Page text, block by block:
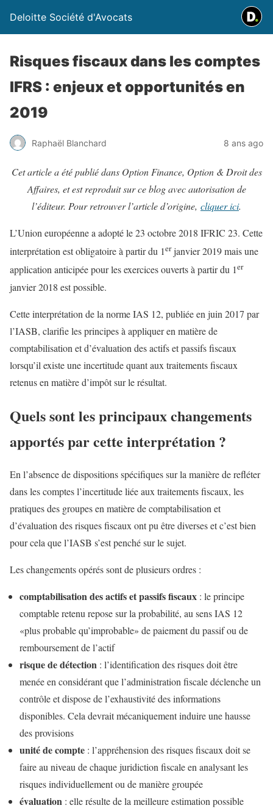
Deloitte Société d'Avocats
Risques fiscaux dans les comptes
IFRS : enjeux et opportunités en
2019
Raphaël Blanchard 8 ans ago
Cet article a été publié dans Option Finance, Option & Droit des
Affaires, et est reproduit sur ce blog avec autorisation de
l’éditeur. Pour retrouver l’article d’origine, cliquer ici.
L’Union européenne a adopté le 23 octobre 2018 IFRIC 23. Cette
interprétation est obligatoire à partir du 1erjanvier 2019 mais une
application anticipée pour les exercices ouverts à partir du 1er
janvier 2018 est possible.
Cette interprétation de la norme IAS 12, publiée en juin 2017 par
l’IASB, clarifie les principes à appliquer en matière de
comptabilisation et d’évaluation des actifs et passifs fiscaux
lorsqu’il existe une incertitude quant aux traitements fiscaux
retenus en matière d’impôt sur le résultat.
Quels sont les principaux changements
apportés par cette interprétation ?
En l’absence de dispositions spécifiques sur la manière de refléter
dans les comptes l’incertitude liée aux traitements fiscaux, les
pratiques des groupes en matière de comptabilisation et
d’évaluation des risques fiscaux ont pu être diverses et c’est bien
pour cela que l’IASB s’est penché sur le sujet.
Les changements opérés sont de plusieurs ordres :
comptabilisation des actifs et passifs fiscaux : le principe
comptable retenu repose sur la probabilité, au sens IAS 12
«plus probable qu’improbable» de paiement du passif ou de
remboursement de l’actif
risque de détection : l’identification des risques doit être
menée en considérant que l’administration fiscale déclenche un
contrôle et dispose de l’exhaustivité des informations
disponibles. Cela devrait mécaniquement induire une hausse
des provisions
unité de compte : l’appréhension des risques fiscaux doit se
faire au niveau de chaque juridiction fiscale en analysant les
risques individuellement ou de manière groupée
évaluation : elle résulte de la meilleure estimation possible